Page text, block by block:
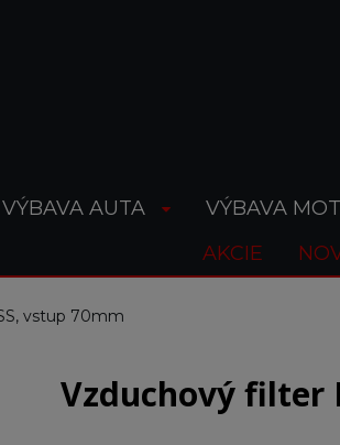
VÝBAVA AUTA VÝBAVA
AKCIE
vstup 70mm
Vzduchový filter